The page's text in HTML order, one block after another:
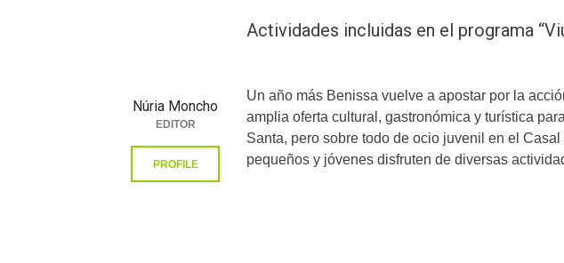
Actividades incluidas en el programa
Un año más Benissa vuelve a apostar por la
amplia oferta cultural, gastronómica y turística
Santa, pero sobre todo de ocio juvenil en el
pequeños y jóvenes disfruten de diversas
Núria Moncho
EDITOR
PROFILE